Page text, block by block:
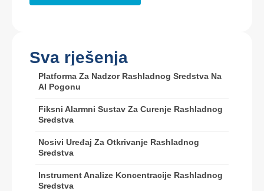
Sva rješenja
Platforma Za Nadzor Rashladnog Sredstva Na
AI Pogonu
Fiksni Alarmni Sustav Za Curenje Rashladnog
Sredstva
Nosivi Uređaj Za Otkrivanje Rashladnog
Sredstva
Instrument Analize Koncentracije Rashladnog
Sredstva
Wehat WhatsApp
Vrući proizvodi
R290 senzor
R454B senzor